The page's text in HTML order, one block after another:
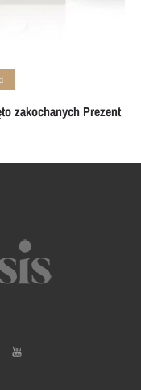
zakochanych Prezent